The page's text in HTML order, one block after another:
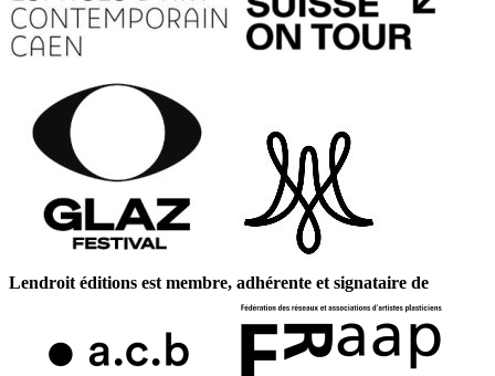
Lendroit éditions est membre, adhérente et signataire de